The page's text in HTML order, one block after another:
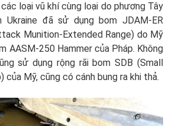
loại vũ khí cùng loại do phương Tây
Ukraine đã sử dụng bom JDAM-ER
Munition-Extended Range) do Mỹ
AASM-250 Hammer của Pháp. Không
sử dụng rộng rãi bom SDB (Small
của Mỹ, cũng có cánh bung ra khi thả.